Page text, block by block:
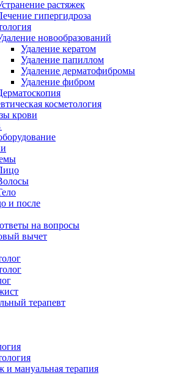
растяжек
гипергидроза
новообразований
Удаление кератом
Удаление папиллом
Удаление дерматофибромы
Удаление фибром
косметология
крови
и после
на вопросы
вычет
терапевт
и мануальная терапия